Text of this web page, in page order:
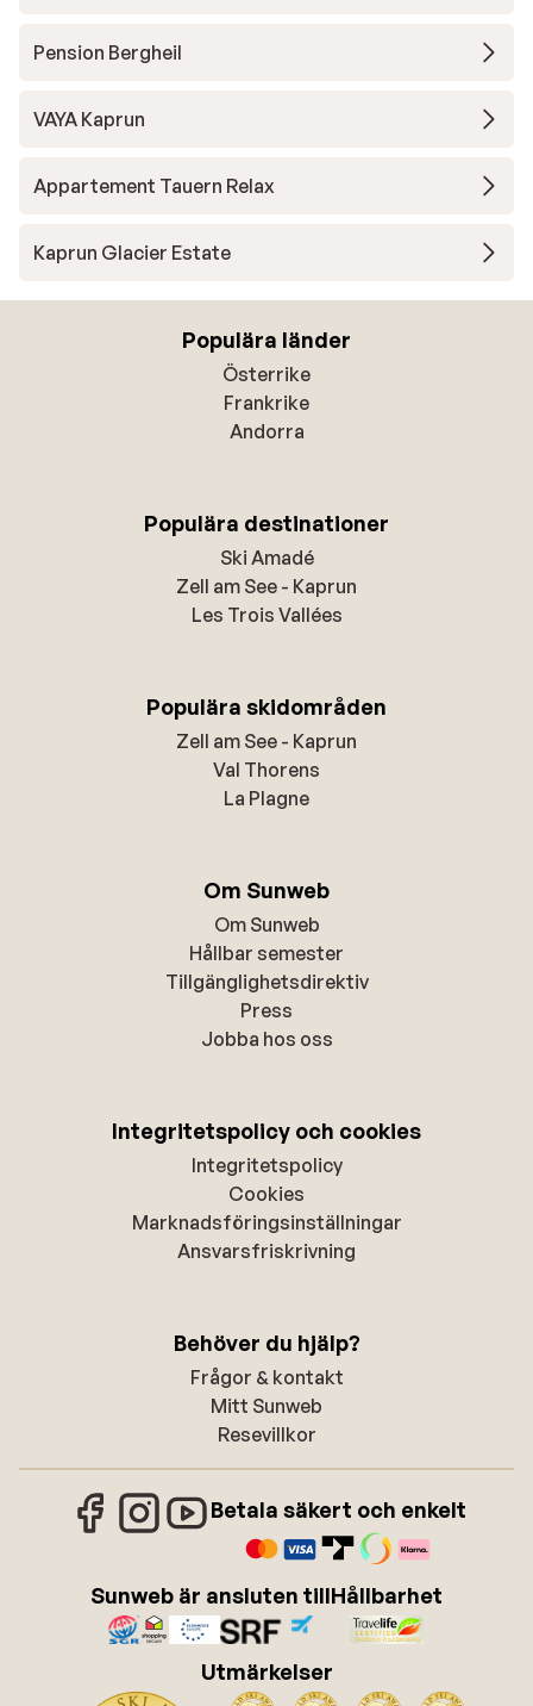
Pension Bergheil
VAYA Kaprun
Appartement Tauern Relax
Kaprun Glacier Estate
Populära länder
Österrike
Frankrike
Andorra
Populära destinationer
Ski Amadé
Zell am See - Kaprun
Les Trois Vallées
Populära skidområden
Zell am See - Kaprun
Val Thorens
La Plagne
Om Sunweb
Om Sunweb
Hållbar semester
Tillgänglighetsdirektiv
Press
Jobba hos oss
Integritetspolicy och cookies
Integritetspolicy
Cookies
Marknadsföringsinställningar
Ansvarsfriskrivning
Behöver du hjälp?
Frågor & kontakt
Mitt Sunweb
Resevillkor
Betala säkert och enkelt
Sunweb är ansluten tillHållbarhet
Utmärkelser